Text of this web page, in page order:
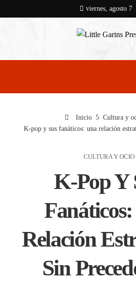
viernes, agosto 7
Inicio
Cultura y
K-pop y sus fanáticos: una relación
CULTURA Y OCIO
K-Pop Y
Relación
Sin